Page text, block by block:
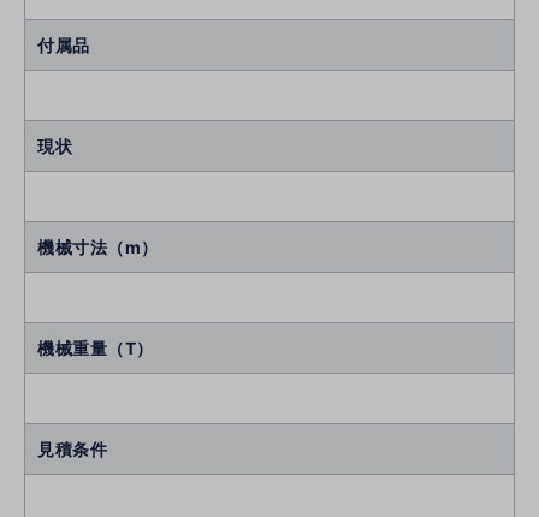
付属品
現状
機械寸法（m）
機械重量（T）
見積条件